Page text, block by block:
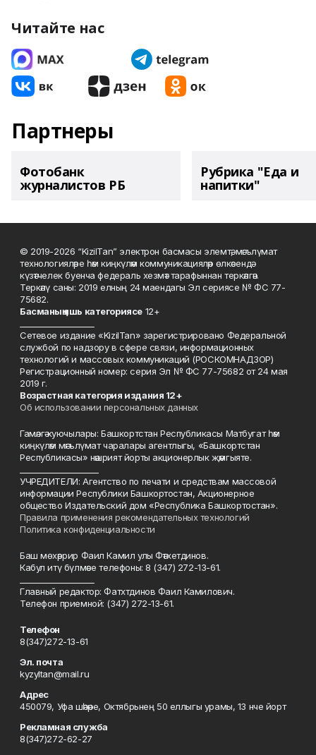
Читайте нас
Партнеры
Фотобанк
журналистов РБ
Рубрика "Еда и
напитки"
© 2019-2026 “KizilTan” электрон басмасы элемтә, мәгълүмат
технологияләре һәм киңкүләм коммуникацияләр өлкәсендә
күзәтчелек буенча федераль хезмәт тарафыннан теркәлгән.
Теркәлү саны: 2019 елның 24 маендагы Эл сериясе № ФС 77-
75682.
Басманың яшь категориясе12+
Сетевое издание «KizilTan» зарегистрировано Федеральной
службой по надзору в сфере связи, информационных
технологий и массовых коммуникаций (РОСКОМНАДЗОР)
Регистрационный номер: серия Эл № ФС 77-75682 от 24 мая
2019 г.
Возрастная категория издания 12+
Об использовании персональных данных
Гамәлгә куючылары: Башкортстан Республикасы Матбугат һәм
киңкүләм мәгълүмат чаралары агентлыгы, «Башкортстан
Республикасы» нәшрият йорты акционерлык җәмгыяте.
УЧРЕДИТЕЛИ: Агентство по печати и средствам массовой
информации Республики Башкортостан, Акционерное
общество Издательский дом «Республика Башкортостан».
Правила применения рекомендательных технологий
Политика конфиденциальности
Баш мөхәррир Фаил Камил улы Фәтхетдинов.
Кабул итү бүлмәсе телефоны: 8 (347) 272-13-61.
Главный редактор: Фатхтдинов Фаил Камилович.
Телефон приемной: (347) 272-13-61.
Телефон
8(347)272-13-61
Эл. почта
kyzyltan@mail.ru
Адрес
450079, Уфа шәһәре, Октябрьнең 50 еллыгы урамы, 13 нче йорт
Рекламная служба
8(347)272-62-27